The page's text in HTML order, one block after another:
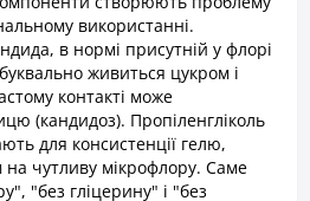
використанні.
в нормі присутній у флорі
живиться цукром і
контакті може
(кандидоз). Пропіленгліколь
для консистенції гелю,
чутливу мікрофлору. Саме
"без гліцерину" і "без